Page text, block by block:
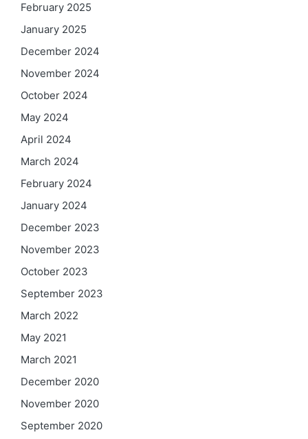
February 2025
January 2025
December 2024
November 2024
October 2024
May 2024
April 2024
March 2024
February 2024
January 2024
December 2023
November 2023
October 2023
September 2023
March 2022
May 2021
March 2021
December 2020
November 2020
September 2020